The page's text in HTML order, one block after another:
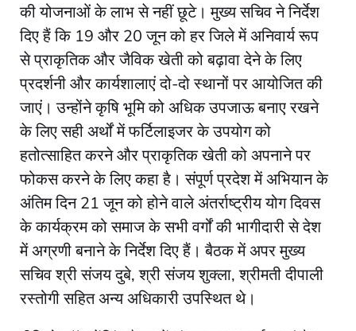
की योजनाओं के लाभ से नहीं छूटे। मुख्य सचिव ने निर्देश
दिए हैं कि 19 और 20 जून को हर जिले में अनिवार्य रूप
से प्राकृतिक और जैविक खेती को बढ़ावा देने के लिए
प्रदर्शनी और कार्यशालाएं दो-दो स्थानों पर आयोजित की
जाएं। उन्होंने कृषि भूमि को अधिक उपजाऊ बनाए रखने
के लिए सही अर्थों में फर्टिलाइजर के उपयोग को
हतोत्साहित करने और प्राकृतिक खेती को अपनाने पर
फोकस करने के लिए कहा है। संपूर्ण प्रदेश में अभियान के
अंतिम दिन 21 जून को होने वाले अंतर्राष्ट्रीय योग दिवस
के कार्यक्रम को समाज के सभी वर्गों की भागीदारी से देश
में अग्रणी बनाने के निर्देश दिए हैं। बैठक में अपर मुख्य
सचिव श्री संजय दुबे, श्री संजय शुक्ला, श्रीमती दीपाली
रस्तोगी सहित अन्य अधिकारी उपस्थित थे।